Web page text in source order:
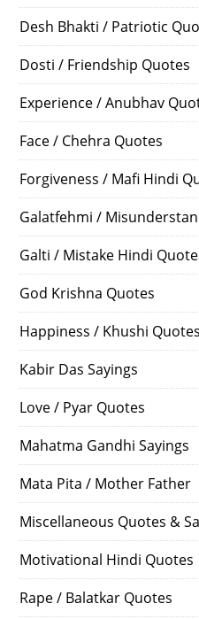
Desh Bhakti / Patriotic
Dosti / Friendship Quotes
Experience / Anubhav
Face / Chehra Quotes
Forgiveness / Mafi Hindi
Galatfehmi /
Galti / Mistake Hindi
God Krishna Quotes
Happiness / Khushi Quotes
Kabir Das Sayings
Love / Pyar Quotes
Mahatma Gandhi Sayings
Mata Pita / Mother Father
Miscellaneous Quotes &
Motivational Hindi Quotes
Rape / Balatkar Quotes